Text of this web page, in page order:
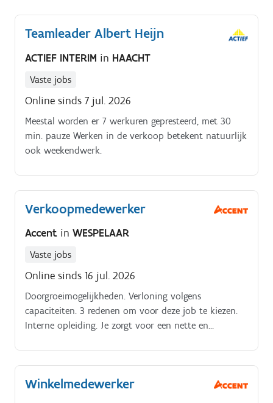
Teamleader Albert Heijn
ACTIEF INTERIM in HAACHT
Vaste jobs
Online sinds 7 jul. 2026
Meestal worden er 7 werkuren gepresteerd, met 30
min. pauze Werken in de verkoop betekent natuurlijk
ook weekendwerk.
Verkoopmedewerker
Accent in WESPELAAR
Vaste jobs
Online sinds 16 jul. 2026
Doorgroeimogelijkheden. Verloning volgens
capaciteiten. 3 redenen om voor deze job te kiezen.
Interne opleiding. Je zorgt voor een nette en
Winkelmedewerker